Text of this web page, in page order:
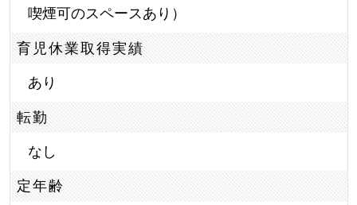
喫煙可のスペースあり）
育児休業取得実績
あり
転勤
なし
定年齢